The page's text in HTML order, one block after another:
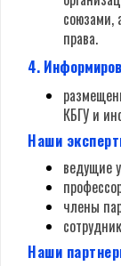
союзами,
права.
4.
КБГУ и
Наши
ведущие
члены
Наши